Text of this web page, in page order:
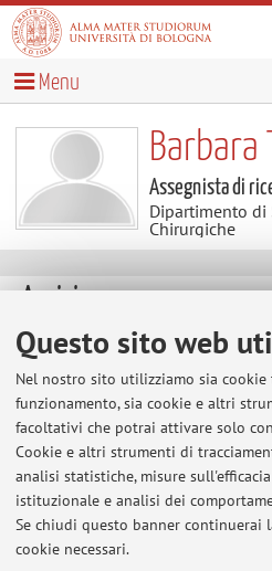
Questo sito web
Nel nostro sito utilizziamo sia cookie
funzionamento, sia cookie e altri
facoltativi che potrai attivare solo
Cookie e altri strumenti di
analisi statistiche, misure
istituzionale e analisi dei
Se chiudi questo banner continuerai
cookie necessari.
Menu
Barbara
Assegnista di
Dipartimento di
Chirurgiche
Avvisi
Al momento non sono presenti
Area riservata
Accedi tramite login per gestire tutti i
© 2026 - ALMA MATER